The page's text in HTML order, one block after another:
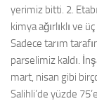
yerimiz bitti. 2.
kimya ağırlıklı ve
Sadece tarım
parselimiz kaldı.
mart, nisan gibi
Salihli’de yüzde